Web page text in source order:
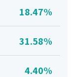
18.47%
31.58%
4.40%